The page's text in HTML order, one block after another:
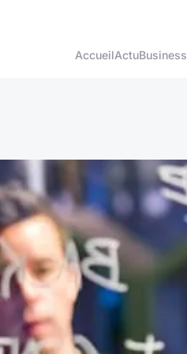
AccueilActuBusiness